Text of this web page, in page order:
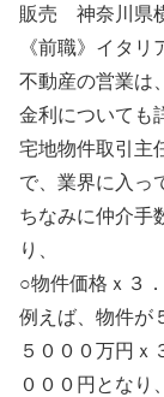
販売 神奈川県
《前職》イタリ
不動産の営業は
金利についても
宅地物件取引主
で、業界に入っ
ちなみに仲介手
り、
○物件価格ｘ３
例えば、物件が
５０００万円ｘ
０００円となり、